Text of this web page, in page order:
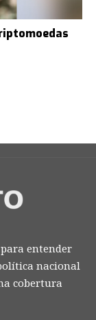
entender
nacional
cobertura